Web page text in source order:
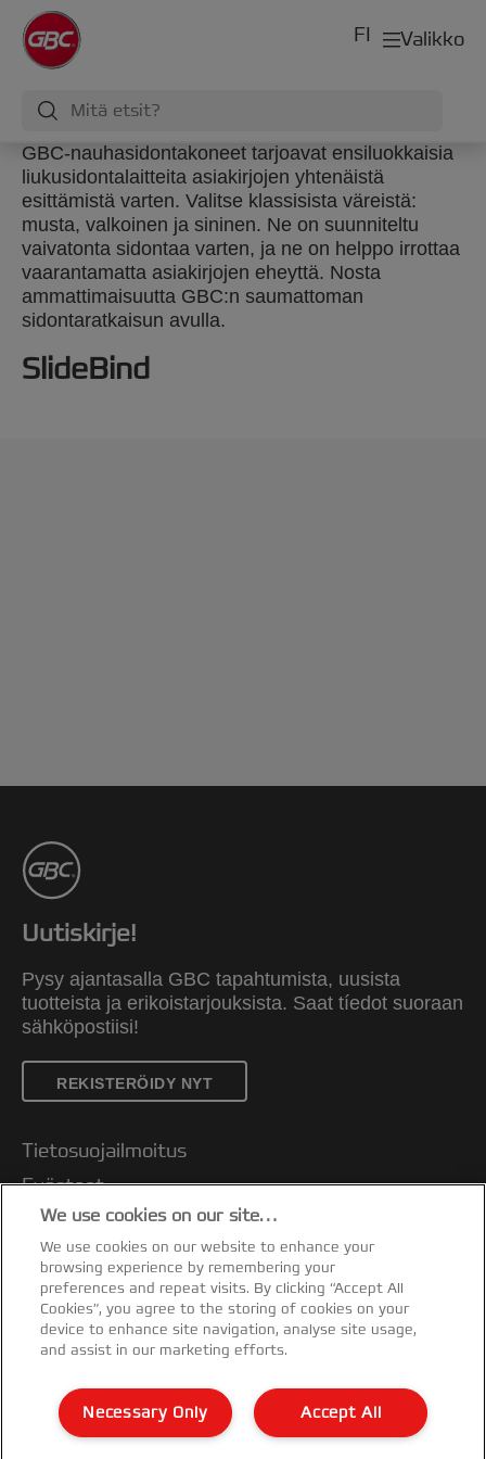
Valikko
FI
GBC-nauhasidontakoneet tarjoavat ensiluokkaisia
liukusidontalaitteita asiakirjojen yhtenäistä
esittämistä varten. Valitse klassisista väreistä:
musta, valkoinen ja sininen. Ne on suunniteltu
vaivatonta sidontaa varten, ja ne on helppo irrottaa
vaarantamatta asiakirjojen eheyttä. Nosta
ammattimaisuutta GBC:n saumattoman
sidontaratkaisun avulla.
SlideBind
Uutiskirje!
Pysy ajantasalla GBC tapahtumista, uusista
tuotteista ja erikoistarjouksista. Saat tíedot suoraan
sähköpostiisi!
REKISTERÖIDY NYT
Tietosuojailmoitus
Evästeet
Oikeudellinen huomautus
Jälki
Asiakastuki
Hallitse tietojani
Vaatimustenmukaisuusvakuutukset
Takuuehdot
Sivukartta
We use cookies on our site…
We use cookies on our website to enhance your
browsing experience by remembering your
preferences and repeat visits. By clicking “Accept All
Cookies”, you agree to the storing of cookies on your
device to enhance site navigation, analyse site usage,
and assist in our marketing efforts.
Accept All
Necessary Only